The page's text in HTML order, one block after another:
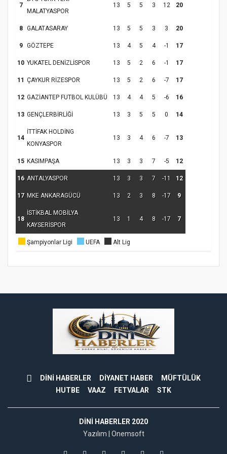
Samsun Atakum’da Yaz Kur’an Kursu
Kapanış Programı
Samsun Atakum’da Ayasofya Camii
Etkinliği
Türkiye’de insanlar dinle bağlarını
koparıyor mu?
7
MALATYASPOR
13 5 5 3 12 20
8 GALATASARAY 13 5 5 3 3 20
9 GÖZTEPE 13 4 5 4 -1 17
10 YUKATEL DENİZLİSPOR 13 5 2 6 -1 17
11 ÇAYKUR RİZESPOR 13 5 2 6 -7 17
12 GAZİANTEP FUTBOL KULÜBÜ 13 4 4 5 -6 16
13 GENÇLERBİRLİĞİ 13 3 5 5 0 14
14
İTTİFAK HOLDİNG
KONYASPOR
13 3 4 6 -7 13
15 KASIMPAŞA 13 3 3 7 -5 12
16 ANTALYASPOR 13 3 3 7 -11 12
17 MKE ANKARAGÜCÜ 13 2 3 8 -17 9
18
İSTİKBAL MOBİLYA
KAYSERİSPOR
13 1 4 8 -17 7
Şampiyonlar Ligi UEFA Alt Lig
DİNİ HABERLER DİYANET HABER
MÜFTÜLÜK
HUTBE
VAAZ FETVALAR STK
DINI HABERLER 2020
Yazılım | Onemsoft